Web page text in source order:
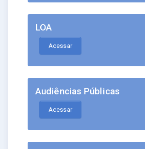
LOA
Acessar
Audiências Públicas
Acessar